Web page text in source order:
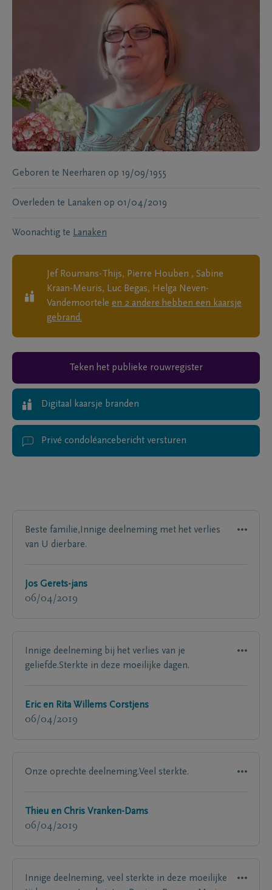
Geboren te Neerharen op 19/09/1955
Overleden te Lanaken op 01/04/2019
Woonachtig te Lanaken
Jef Roumans-Thijs, Pierre Houben , Sabine
Kraan-Meuris, Luc Begas, Helga Neven-
Vandemoortele en 2 andere hebben een kaarsje
gebrand.
Teken het publieke rouwregister
Digitaal kaarsje branden
Privé condoléancebericht versturen
Beste familie,Innige deelneming met het verlies
van U dierbare.
Jos Gerets-jans
06/04/2019
Innige deelneming bij het verlies van je
geliefde.Sterkte in deze moeilijke dagen.
Eric en Rita Willems Corstjens
06/04/2019
Onze oprechte deelneming.Veel sterkte.
Thieu en Chris Vranken-Dams
06/04/2019
Innige deelneming, veel sterkte in deze moeilijke